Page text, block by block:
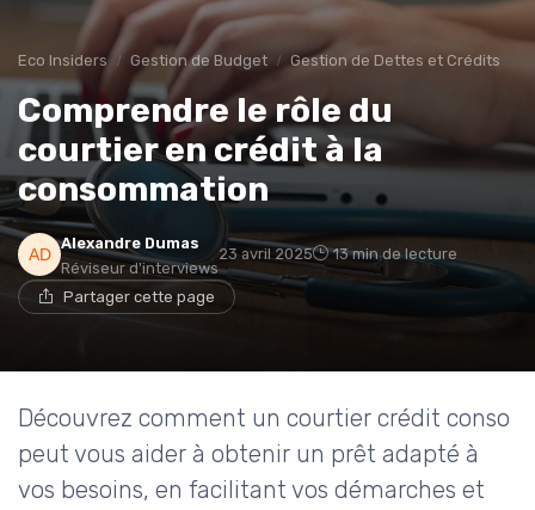
Eco Insiders Gestion de Budget Gestion de Dettes et Crédits
Comprendre le rôle du
courtier en crédit à la
consommation
Alexandre Dumas
Réviseur d'interviews
23 avril 2025 13 min de lecture
Partager cette page
Découvrez comment un courtier crédit conso
peut vous aider à obtenir un prêt adapté à
vos besoins, en facilitant vos démarches et